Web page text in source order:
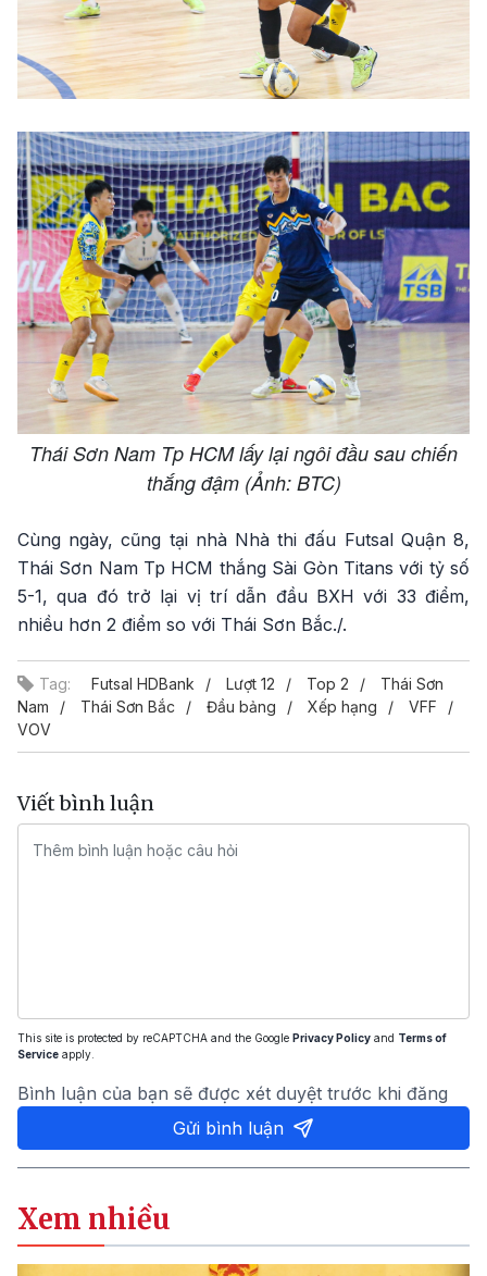
Thái Sơn Nam Tp HCM lấy lại ngôi đầu sau chiến
thắng đậm (Ảnh: BTC)
Cùng ngày, cũng tại nhà Nhà thi đấu Futsal Quận 8,
Thái Sơn Nam Tp HCM thắng Sài Gòn Titans với tỷ số
5-1, qua đó trở lại vị trí dẫn đầu BXH với 33 điểm,
nhiều hơn 2 điểm so với Thái Sơn Bắc./.
Tag: Futsal HDBank Lượt 12 Top 2
Thái Sơn
Nam
Thái Sơn Bắc Đầu bảng Xếp hạng
VFF
VOV
Viết bình luận
This site is protected by reCAPTCHA and the Google Privacy Policy and Terms of
Service apply.
Bình luận của bạn sẽ được xét duyệt trước khi đăng
Gửi bình luận
Xem nhiều